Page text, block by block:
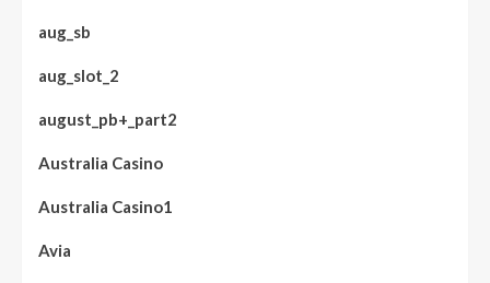
aug_sb
aug_slot_2
august_pb+_part2
Australia Casino
Australia Casino1
Avia